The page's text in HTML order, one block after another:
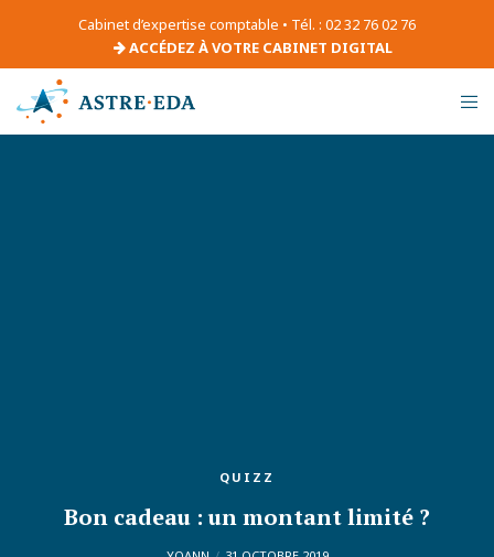
Cabinet d’expertise comptable • Tél. : 02 32 76 02 76
ACCÉDEZ À VOTRE CABINET DIGITAL
QUIZZ
Bon cadeau : un montant limité ?